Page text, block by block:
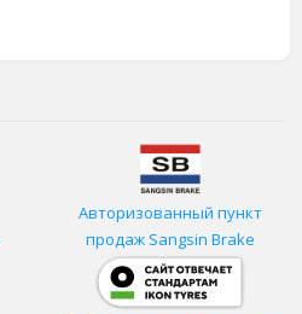
Авторизованный пункт
продаж Sangsin Brake